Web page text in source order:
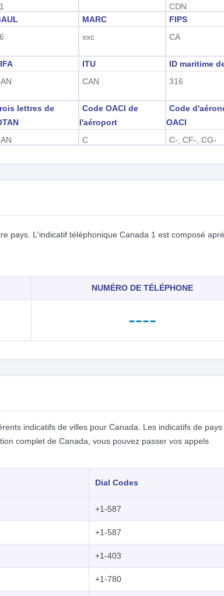
CDN
MARC
xxc
FIPS
CA
ITU
CAN
ID maritime
316
lettres de
Code OACI de
l'aéroport
C
Code
OACI
C-, CF-, CG-
pays. L'indicatif téléphonique Canada 1 est composé
NUMÉRO DE TÉLÉPHONE
----
indicatifs de villes pour Canada. Les indicatifs de pays
complet de Canada, vous pouvez passer vos appels
Dial Codes
+1-587
+1-587
+1-403
+1-780